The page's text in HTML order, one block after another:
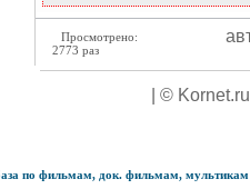
Просмотрено:
2773 раз
| ©
по фильмам, док. фильмам,